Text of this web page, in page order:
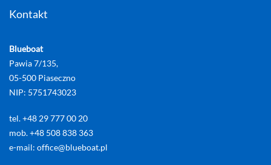
Kontakt
Blueboat
Pawia 7/135,
05-500 Piaseczno
NIP: 5751743023
tel. +48 29 777 00 20
mob. +48 508 838 363
e-mail: office@blueboat.pl